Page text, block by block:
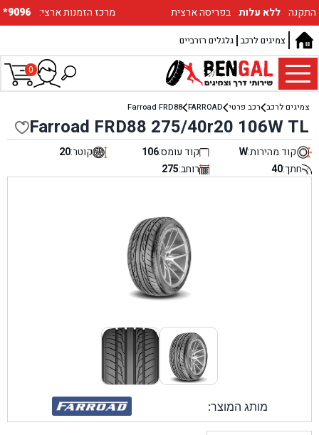
*9096 :מרכז הזמנות ארצי התקנה ללא עלות בפריסה ארצית
גלגלים רזרביים צמיגים לרכב
0
צמיגים לרכב רכב פרטי FARROAD
Farroad FRD88
Farroad FRD88 275/40r20 106W TL
קוד מהירות:W קוד עומס:106 קוטר:20
חתך:40 רוחב:275
מותג המוצר: